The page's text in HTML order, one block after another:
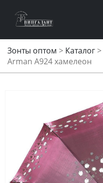
Зонты оптом > Каталог>
Arman A924 хамелеон